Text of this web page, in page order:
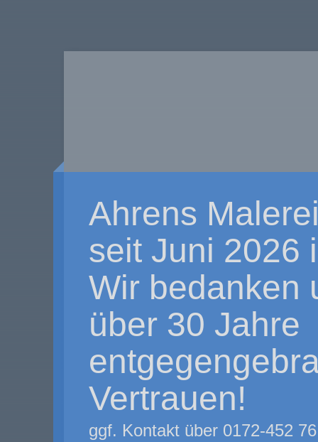
Ahrens
seit Juni 2026
Wir bedanken
über 30 Jahre
Vertrauen!
ggf. Kontakt über 0172-452